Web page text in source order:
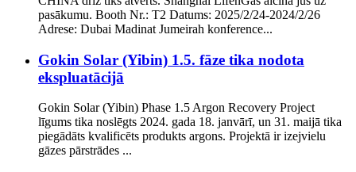
pasākumu. Booth Nr.: T2 Datums: 2025/2/24-2024/2/26
Adrese: Dubai Madinat Jumeirah konference...
Gokin Solar (Yibin) 1.5. fāze tika nodota
ekspluatācijā
Gokin Solar (Yibin) Phase 1.5 Argon Recovery Project
līgums tika noslēgts 2024. gada 18. janvārī, un 31. maijā tika
piegādāts kvalificēts produkts argons. Projektā ir izejvielu
gāzes pārstrādes ...